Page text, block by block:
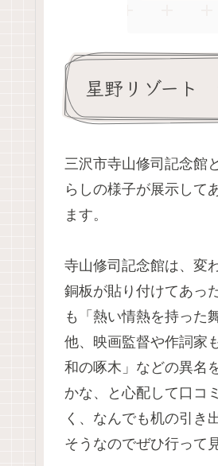
星野リゾート
三沢市寺山修司記念館
らしの様子が展示して
ます。
寺山修司記念館は、変
銅板が貼り付けてあっ
も「熱い情熱を持った
他、映画監督や作詞家
和の啄木」などの異名
かな、と心配して口コ
く、なんでも机の引き
そうなのでぜひ行って